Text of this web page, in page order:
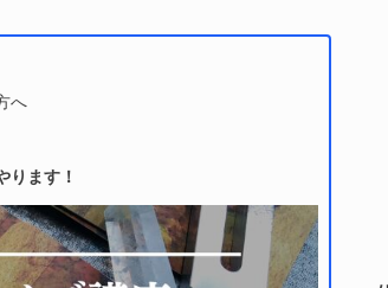
へ
ります！